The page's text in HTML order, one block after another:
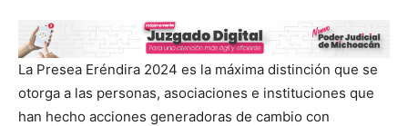
La Presea Eréndira 2024 es la máxima distinción que se
otorga a las personas, asociaciones e instituciones que
han hecho acciones generadoras de cambio con